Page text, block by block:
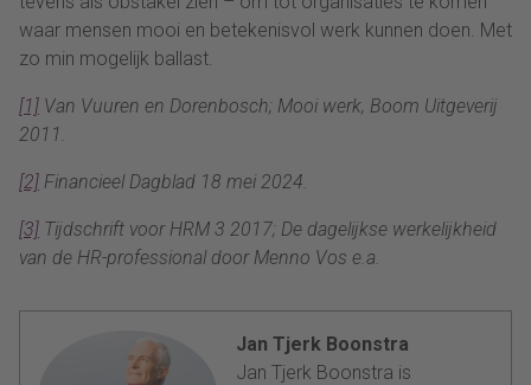
waar mensen mooi en betekenisvol werk kunnen doen. Met
zo min mogelijk ballast.
[1] Van Vuuren en Dorenbosch; Mooi werk, Boom Uitgeverij
2011.
[2] Financieel Dagblad 18 mei 2024.
[3] Tijdschrift voor HRM 3 2017; De dagelijkse werkelijkheid
van de HR-professional door Menno Vos e.a.
Jan Tjerk Boonstra
Jan Tjerk Boonstra is